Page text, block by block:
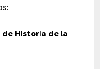
de Historia de la